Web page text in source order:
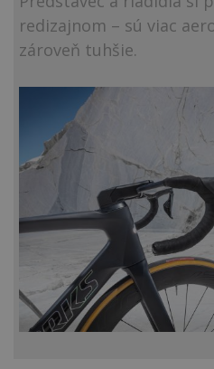
redizajnom – sú viac
zároveň tuhšie.